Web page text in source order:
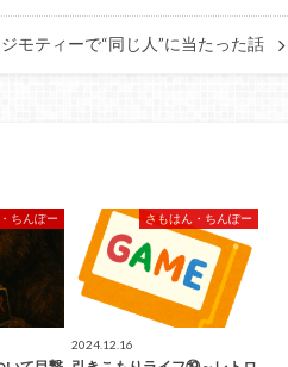
モティーで“同じ人”に当たった話
ちんぽー さもはん・ちんぽー
2024.12.16